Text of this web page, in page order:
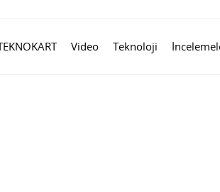
Video Teknoloji